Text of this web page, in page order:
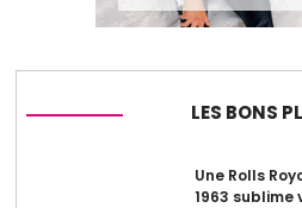
LES BONS
Une Rolls
1963 sublime